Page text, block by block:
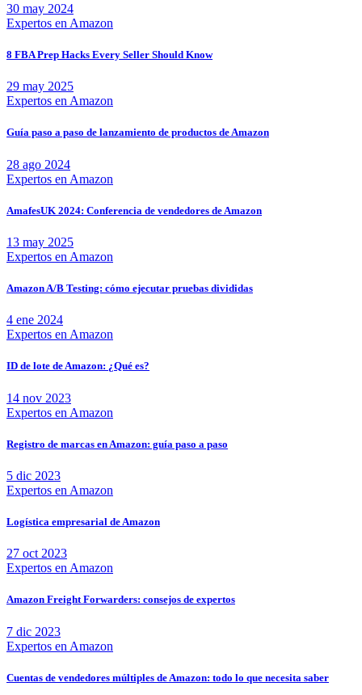
30 may 2024
Expertos en Amazon
8 FBA Prep Hacks Every Seller Should Know
29 may 2025
Expertos en Amazon
Guía paso a paso de lanzamiento de productos de Amazon
28 ago 2024
Expertos en Amazon
AmafesUK 2024: Conferencia de vendedores de Amazon
13 may 2025
Expertos en Amazon
Amazon A/B Testing: cómo ejecutar pruebas divididas
4 ene 2024
Expertos en Amazon
ID de lote de Amazon: ¿Qué es?
14 nov 2023
Expertos en Amazon
Registro de marcas en Amazon: guía paso a paso
5 dic 2023
Expertos en Amazon
Logística empresarial de Amazon
27 oct 2023
Expertos en Amazon
Amazon Freight Forwarders: consejos de expertos
7 dic 2023
Expertos en Amazon
Cuentas de vendedores múltiples de Amazon: todo lo que necesita saber